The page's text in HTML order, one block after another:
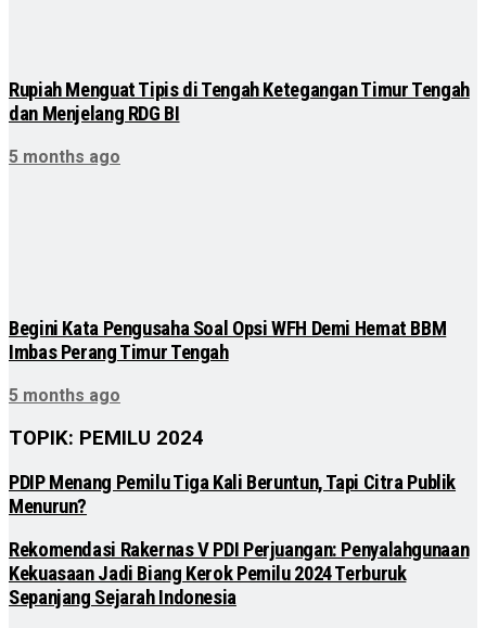
Rupiah Menguat Tipis di Tengah Ketegangan Timur Tengah
dan Menjelang RDG BI
5 months ago
Begini Kata Pengusaha Soal Opsi WFH Demi Hemat BBM
Imbas Perang Timur Tengah
5 months ago
TOPIK: PEMILU 2024
PDIP Menang Pemilu Tiga Kali Beruntun, Tapi Citra Publik
Menurun?
Rekomendasi Rakernas V PDI Perjuangan: Penyalahgunaan
Kekuasaan Jadi Biang Kerok Pemilu 2024 Terburuk
Sepanjang Sejarah Indonesia